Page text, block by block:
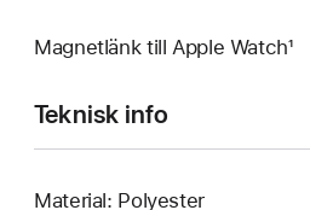
Magnetlänk till Apple Watch¹
Teknisk info
Material: Polyester